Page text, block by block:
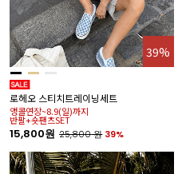
39%
로헤오 스티치트레이닝세트
앵콜연장~8.9(일)까지
반팔+숏팬츠SET
15,800원 25,800원 39%